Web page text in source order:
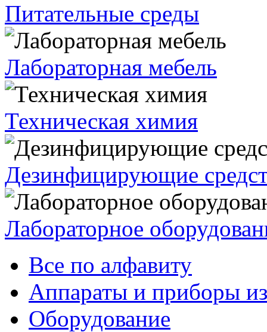
Питательные среды
Лабораторная мебель
Техническая химия
Дезинфицирующие
Лабораторное
Все по алфавиту
Аппараты и приборы из
Оборудование